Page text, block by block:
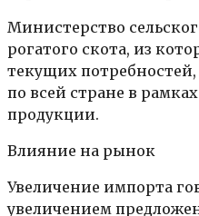
Министерство
рогатого скота, из
текущих
по всей стране в
продукции.
Влияние на рынок
Увеличение импорта
увеличением